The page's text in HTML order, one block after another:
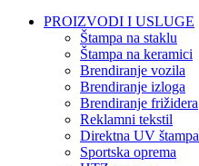
PROIZVODI I USLUGE
Štampa na staklu
Štampa na keramici
Brendiranje vozila
Brendiranje izloga
Brendiranje frižidera
Reklamni tekstil
Direktna UV štampa
Sportska oprema